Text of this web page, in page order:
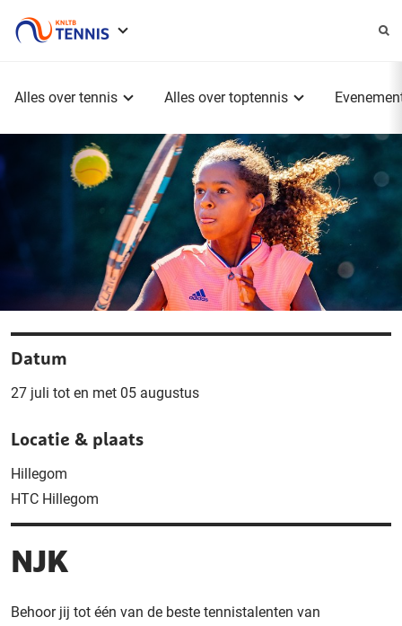
Alles over tennis Alles over toptennis
Datum
27 juli tot en met 05 augustus
Locatie & plaats
Hillegom
HTC Hillegom
NJK
Behoor jij tot één van de beste tennistalenten van